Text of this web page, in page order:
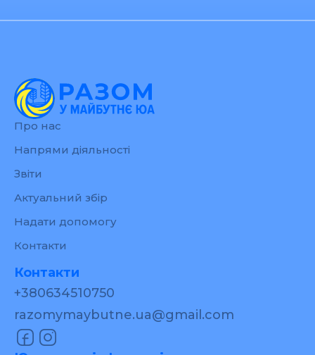
Про нас
Напрями діяльності
Звіти
Актуальний збір
Надати допомогу
Контакти
Контакти
+380634510750
razomymaybutne.ua@gmail.com